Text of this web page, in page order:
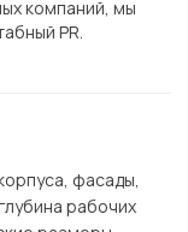
компаний, мы
PR.
фасады,
рабочих